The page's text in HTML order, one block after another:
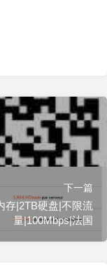
下一篇
存|2TB硬盘|不限流
量|100Mbps|法国